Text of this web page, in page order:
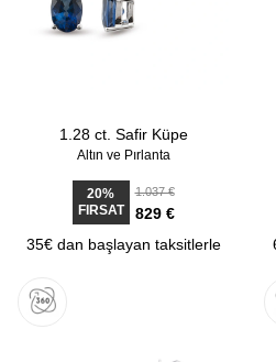
1.28 ct. Safir Küpe
Altın ve Pırlanta
20%
FIRSAT
1.037 €
829 €
35€ dan başlayan taksitlerle